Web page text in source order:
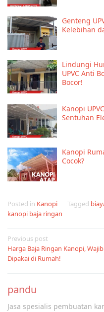
Genteng
Kelebihan
Lindungi
UPVC Anti
Bocor!
Kanopi
Sentuhan
Kanopi
Cocok?
Posted in Kanopi Tagged
kanopi baja ringan
Post
navigation
Previous post
Harga Baja Ringan Kanopi, Wajib
Dipakai di Rumah!
pandu
Jasa spesialis pembuatan